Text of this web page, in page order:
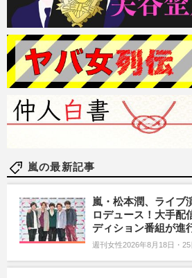
嵐の最新記事
嵐・松本潤、ライブ
ロデュース！大手配
ディション番組が進
週刊女性2026年8月18日・